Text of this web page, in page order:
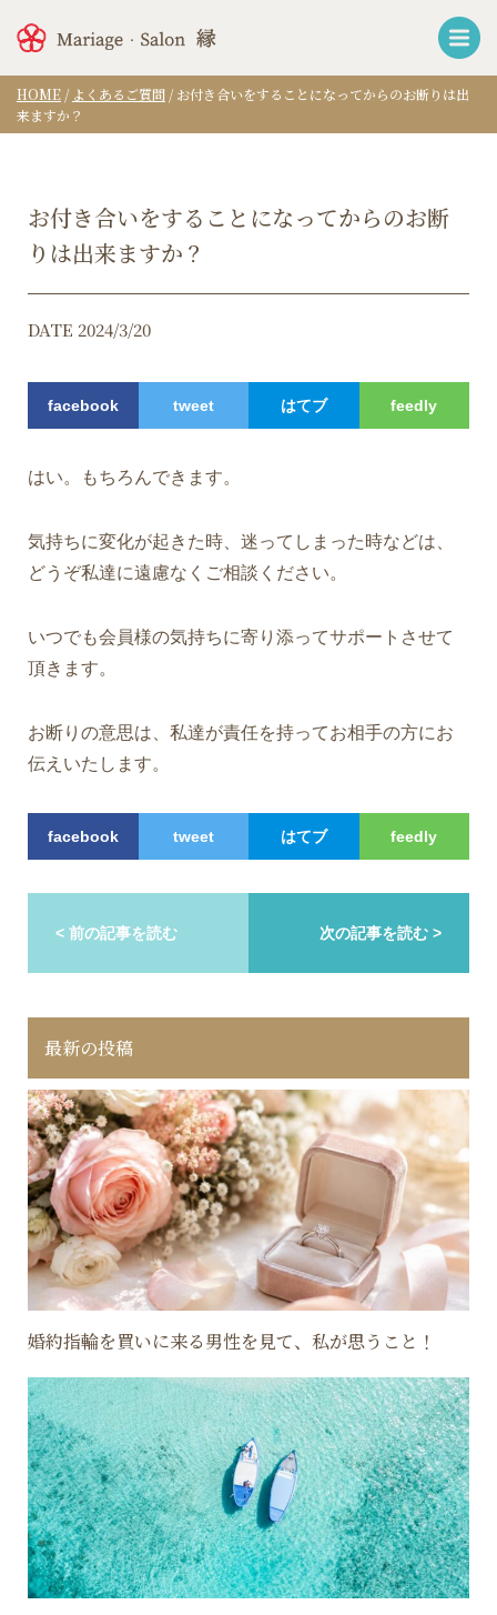
HOME / よくあるご質問 / お付き合いをすることになってからのお断りは出
来ますか？
お付き合いをすることになってからのお断
りは出来ますか？
DATE 2024/3/20
facebook tweet はてブ feedly
はい。もちろんできます。
気持ちに変化が起きた時、迷ってしまった時などは、
どうぞ私達に遠慮なくご相談ください。
いつでも会員様の気持ちに寄り添ってサポートさせて
頂きます。
お断りの意思は、私達が責任を持ってお相手の方にお
伝えいたします。
facebook tweet はてブ feedly
< 前の記事を読む 次の記事を読む >
最新の投稿
婚約指輪を買いに来る男性を見て、私が思うこと！